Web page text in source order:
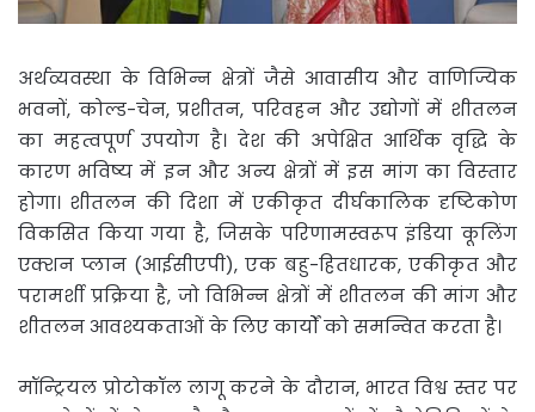
अर्थव्यवस्था के विभिन्न क्षेत्रों जैसे आवासीय और वाणिज्यिक
भवनों, कोल्ड-चेन, प्रशीतन, परिवहन और उद्योगों में शीतलन
का महत्वपूर्ण उपयोग है। देश की अपेक्षित आर्थिक वृद्धि के
कारण भविष्य में इन और अन्य क्षेत्रों में इस मांग का विस्‍तार
होगा। शीतलन की दिशा में एकीकृत दीर्घकालिक दृष्टिकोण
विकसित किया गया है, जिसके परिणामस्वरूप इंडिया कूलिंग
एक्शन प्लान (आईसीएपी), एक बहु-हितधारक, एकीकृत और
परामर्शी प्रक्रिया है, जो विभिन्न क्षेत्रों में शीतलन की मांग और
शीतलन आवश्यकताओं के लिए कार्यों को समन्वित करता है।
मॉन्ट्रियल प्रोटोकॉल लागू करने के दौरान, भारत विश्व स्तर पर